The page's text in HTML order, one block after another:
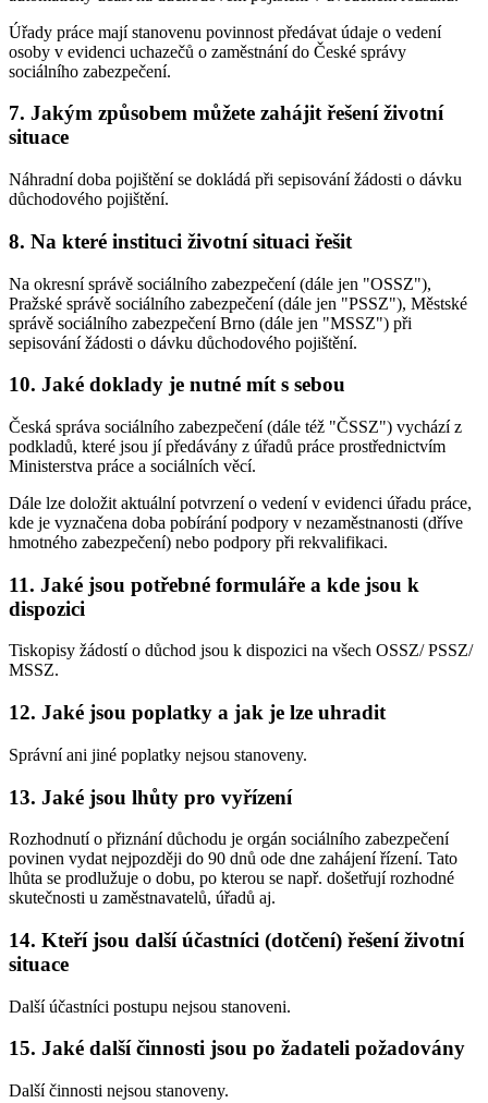
Úřady práce mají stanovenu povinnost předávat údaje o vedení
osoby v evidenci uchazečů o zaměstnání do České správy
sociálního zabezpečení.
7. Jakým způsobem můžete zahájit řešení životní
situace
Náhradní doba pojištění se dokládá při sepisování žádosti o dávku
důchodového pojištění.
8. Na které instituci životní situaci řešit
Na okresní správě sociálního zabezpečení (dále jen "OSSZ"),
Pražské správě sociálního zabezpečení (dále jen "PSSZ"), Městské
správě sociálního zabezpečení Brno (dále jen "MSSZ") při
sepisování žádosti o dávku důchodového pojištění.
10. Jaké doklady je nutné mít s sebou
Česká správa sociálního zabezpečení (dále též "ČSSZ") vychází z
podkladů, které jsou jí předávány z úřadů práce prostřednictvím
Ministerstva práce a sociálních věcí.
Dále lze doložit aktuální potvrzení o vedení v evidenci úřadu práce,
kde je vyznačena doba pobírání podpory v nezaměstnanosti (dříve
hmotného zabezpečení) nebo podpory při rekvalifikaci.
11. Jaké jsou potřebné formuláře a kde jsou k
dispozici
Tiskopisy žádostí o důchod jsou k dispozici na všech OSSZ/ PSSZ/
MSSZ.
12. Jaké jsou poplatky a jak je lze uhradit
Správní ani jiné poplatky nejsou stanoveny.
13. Jaké jsou lhůty pro vyřízení
Rozhodnutí o přiznání důchodu je orgán sociálního zabezpečení
povinen vydat nejpozději do 90 dnů ode dne zahájení řízení. Tato
lhůta se prodlužuje o dobu, po kterou se např. došetřují rozhodné
skutečnosti u zaměstnavatelů, úřadů aj.
14. Kteří jsou další účastníci (dotčení) řešení životní
situace
Další účastníci postupu nejsou stanoveni.
15. Jaké další činnosti jsou po žadateli požadovány
Další činnosti nejsou stanoveny.